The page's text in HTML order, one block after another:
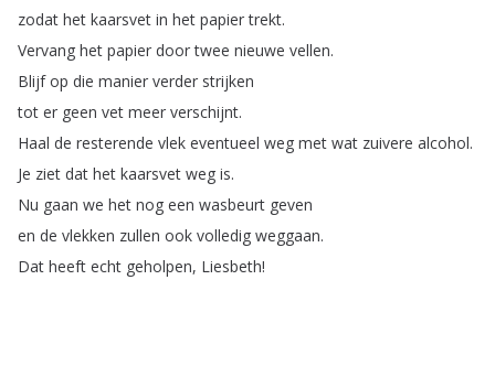
zodat het kaarsvet in het papier trekt.
Vervang het papier door twee nieuwe vellen.
Blijf op die manier verder strijken
tot er geen vet meer verschijnt.
Haal de resterende vlek eventueel weg met wat zuivere alcohol.
Je ziet dat het kaarsvet weg is.
Nu gaan we het nog een wasbeurt geven
en de vlekken zullen ook volledig weggaan.
Dat heeft echt geholpen, Liesbeth!